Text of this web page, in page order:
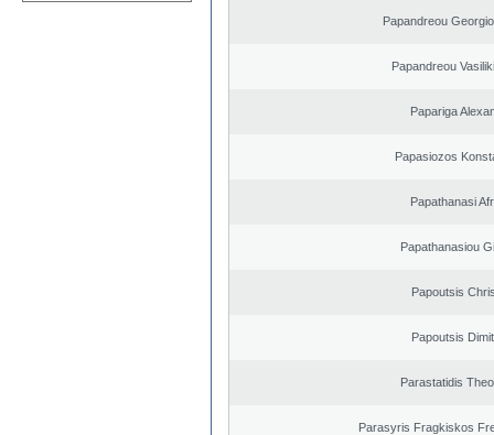
Papandreou
Papandreou
Papariga
Papasiozos
Papathanasi
Papathanasiou
Papoutsis
Papoutsis
Parastatidis
Parasyris Fragkiskos